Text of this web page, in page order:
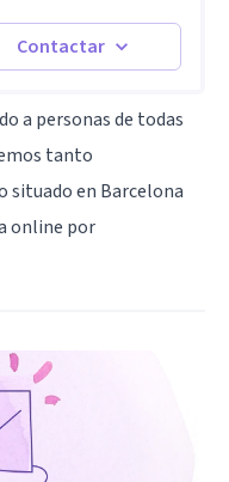
Contactar
a personas de todas
tanto
situado en Barcelona
online por